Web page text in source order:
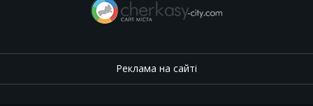
Реклама на сайті